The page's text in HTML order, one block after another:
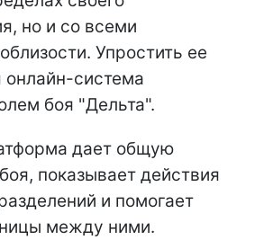
но и со всеми
Упростить ее
система
боя "Дельта".
дает общую
показывает действия
и помогает
между ними.